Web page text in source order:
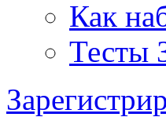
Как
Тесты